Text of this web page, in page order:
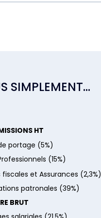
SIMPLEMENT...
HT
portage (5%)
(15%)
fiscales et Assurances (2,3%)
patronales (39%)
BRUT